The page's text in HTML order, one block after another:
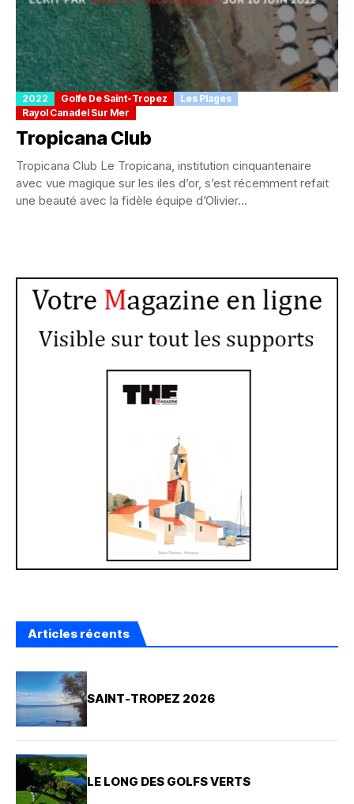
2022 Golfe De Saint-Tropez
Les Plages
Rayol Canadel Sur Mer
Tropicana Club
Tropicana Club Le Tropicana, institution cinquantenaire
avec vue magique sur les iles d’or, s’est récemment refait
une beauté avec la fidèle équipe d’Olivier...
Articles récents
SAINT-TROPEZ 2026
LE LONG DES GOLFS VERTS